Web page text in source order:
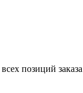
позиций заказа